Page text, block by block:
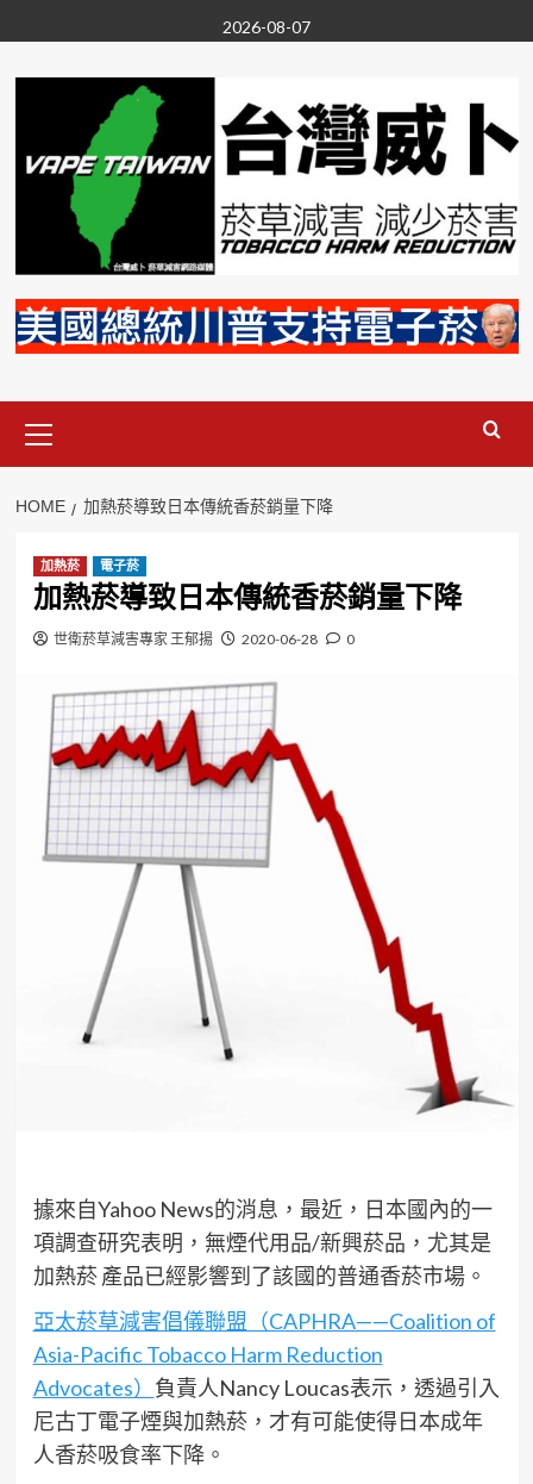
to
content
2026-08-07
Menu
HOME 加熱菸導致日本傳統香菸銷量下降
加熱菸 電子菸
加熱菸導致日本傳統香菸銷量下降
世衛菸草減害專家 王郁揚 2020-06-28 0
據來自Yahoo News的消息，最近，日本國內的一
項調查研究表明，無煙代用品/新興菸品，尤其是
加熱菸 產品已經影響到了該國的普通香菸市場。
亞太菸草減害倡儀聯盟（CAPHRA——Coalition of
Asia-Pacific Tobacco Harm Reduction
Advocates） 負責人Nancy Loucas表示，透過引入
尼古丁電子煙與加熱菸，才有可能使得日本成年
人香菸吸食率下降。